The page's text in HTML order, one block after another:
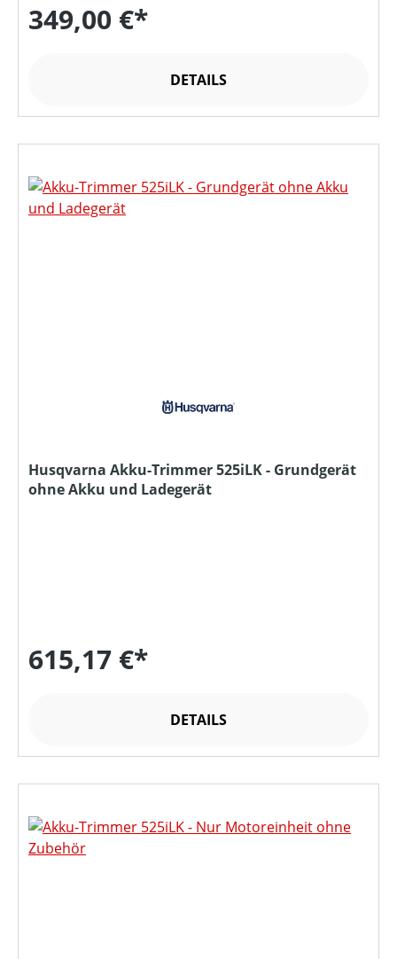
349,00 €*
DETAILS
Husqvarna Akku-Trimmer 525iLK - Grundgerät
ohne Akku und Ladegerät
615,17 €*
DETAILS